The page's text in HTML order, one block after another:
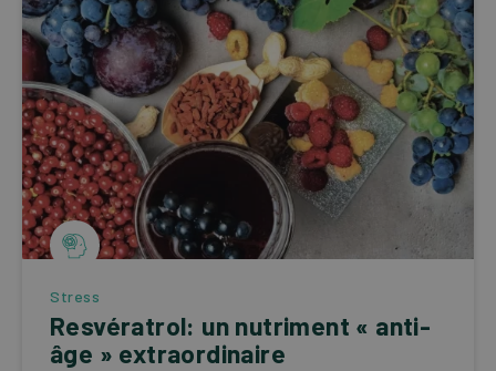
Stress
Resvératrol: un nutriment « anti-
âge » extraordinaire